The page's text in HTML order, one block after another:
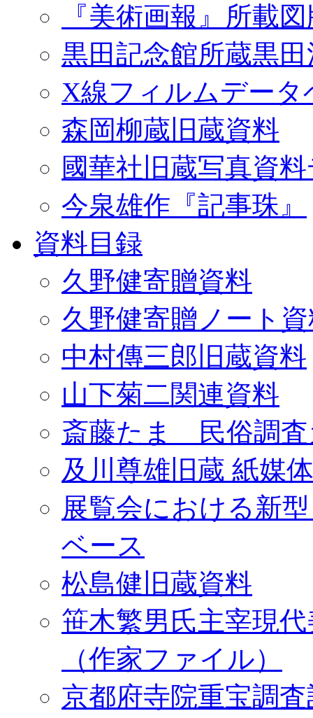
『美術画報』所載
黒田記念館所蔵黒
X線フィルムデータ
森岡柳蔵旧蔵資料
國華社旧蔵写真資
今泉雄作『記事珠』
資料目録
久野健寄贈資料
久野健寄贈ノート
中村傳三郎旧蔵資料
山下菊二関連資料
斎藤たま 民俗調査
及川尊雄旧蔵 紙媒
展覧会における新
ベース
松島健旧蔵資料
笹木繁男氏主宰現
（作家ファイル）
京都府寺院重宝調